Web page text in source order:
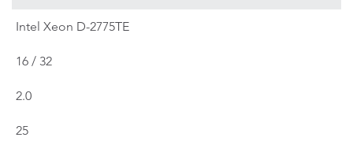
Intel Xeon D-2775TE
16 / 32
2.0
25